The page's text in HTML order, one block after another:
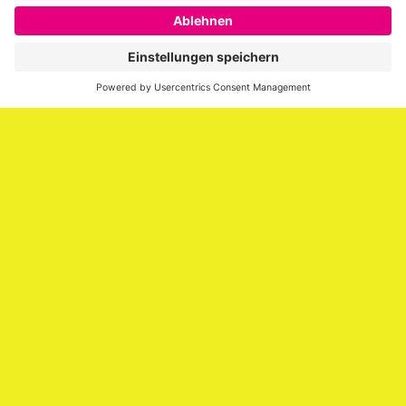
SAATKORN ist der Blog von Gero Hesse. Seit 2009 schreibt
er über die Themen Employer Branding,